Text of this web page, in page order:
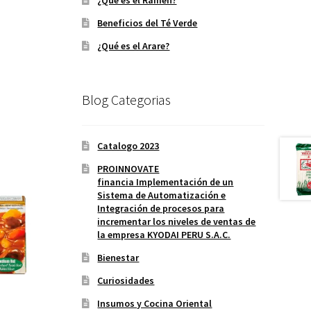
Beneficios del Té Verde
¿Qué es el Arare?
Blog Categorias
Catalogo 2023
PROINNOVATE
financia Implementación de un
Sistema de Automatización e
Integración de procesos para
incrementar los niveles de ventas de
la empresa KYODAI PERU S.A.C.
Bienestar
Curiosidades
Insumos y Cocina Oriental